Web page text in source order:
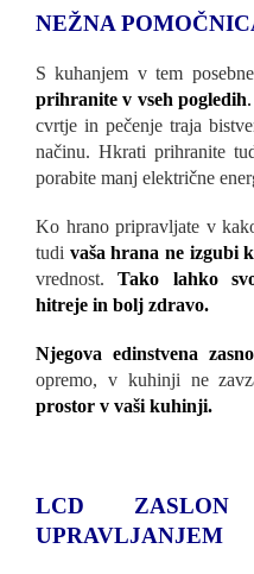
NEŽNA
S kuhanjem v tem
prihranite v vseh pogledih.
cvrtje in pečenje traja
načinu. Hkrati prihranite
porabite manj električne
Ko hrano pripravljate v
tudi vaša hrana ne izgubi
vrednost.Tako lahko
hitreje in bolj zdravo.
Njegova edinstvena
opremo, v kuhinji ne
prostor v vaši kuhinji.
LCD
UPRAVLJANJEM